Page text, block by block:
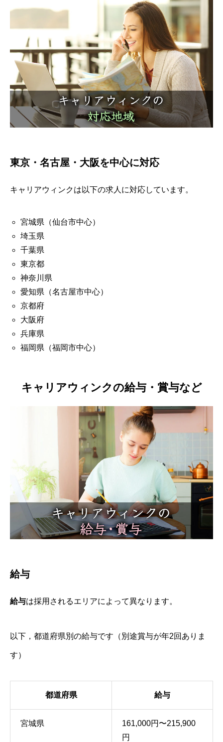
東京・名古屋・大阪を中心に対応
キャリアウィンクは以下の求人に対応しています。
宮城県（仙台市中心）
埼玉県
千葉県
東京都
神奈川県
愛知県（名古屋市中心）
京都府
大阪府
兵庫県
福岡県（福岡市中心）
キャリアウィンクの給与・賞与など
給与
給与は採用されるエリアによって異なります。
以下，都道府県別の給与です（別途賞与が年2回ありま
す）
都道府県 給与
宮城県
161,000円〜215,900
円